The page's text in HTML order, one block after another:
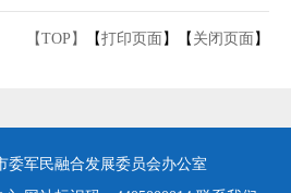
【TOP】 【打印页面 】【 关闭页面 】
委军民融合发展委员会办公室